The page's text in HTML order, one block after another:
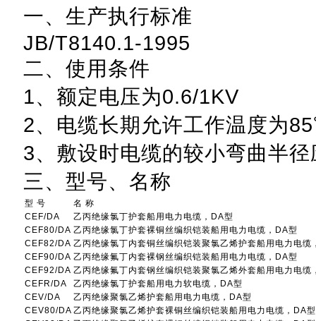
一、生产执行标准
JB/T8140.1-1995
二、使用条件
1、额定电压为0.6/1KV
2、电缆长期允许工作温度为
3、敷设时电缆的较小弯曲半
三、型号、名称
型 号
名 称
CEF/DA
乙丙绝缘氯丁护套船用电力电缆，DA型
CEF80/DA 乙丙绝缘氯丁护套裸铜丝编织铠装船用电力电缆，DA型
CEF82/DA 乙丙绝缘氯丁内套铜丝编织铠装聚氯乙烯护套船用电力电缆
CEF90/DA 乙丙绝缘氟丁内套裸钢丝编织铠装船用电力电缆，DA型
CEF92/DA 乙丙绝缘氟丁内套钢丝编织铠装聚氯乙烯外套船用电力电缆
CEFR/DA
乙丙绝缘氯丁护套船用电力软电缆，DA型
CEV/DA
乙丙绝缘聚氯乙烯护套船用电力电缆，DA型
CEV80/DA 乙丙绝缘聚氯乙烯护套裸铜丝编织铠装船用电力电缆，DA型